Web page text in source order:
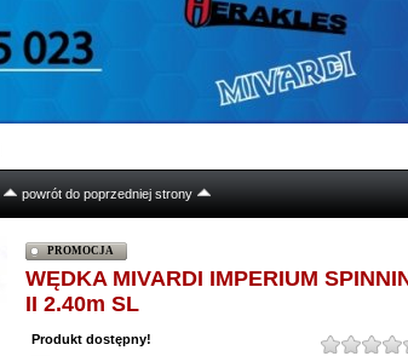
powrót do poprzedniej strony
PROMOCJA
WĘDKA MIVARDI IMPERIUM
II 2.40m SL
Produkt dostępny!